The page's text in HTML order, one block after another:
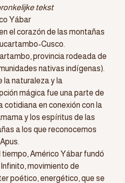
tekst
Yábar
el corazón de las montañas
Cusco.
provincia rodeada de
nativas indígenas).
la naturaleza y la
mágica fue una parte de
cotidiana en conexión con la
y los espíritus de las
a los que reconocemos
tiempo, Américo Yábar fundó
movimiento de
poético, energético, que se